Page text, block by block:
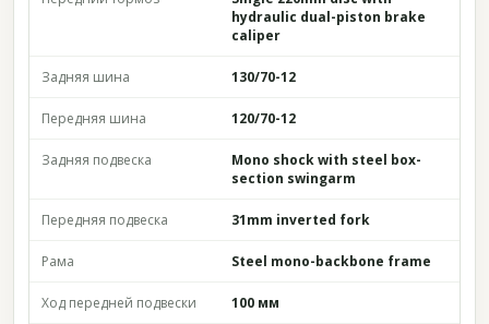
hydraulic dual-piston brake
caliper
Задняя шина 130/70-12
Передняя шина 120/70-12
Задняя подвеска
Mono shock with steel box-
section swingarm
Передняя подвеска 31mm inverted fork
Рама Steel mono-backbone frame
Ход передней подвески 100 мм